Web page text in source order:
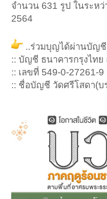
จำนวน 631 รูป ในระห
2564
..ร่วมบุญได้ผ่านบัญชี
:: บัญชี ธนาคารกรุงไท
:: เลขที่ 549-0-27261-9
:: ชื่อบัญชี วัดศรีโสดา(บ